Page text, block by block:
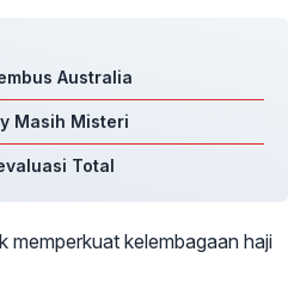
Australia
Masih Misteri
Total
memperkuat kelembagaan haji